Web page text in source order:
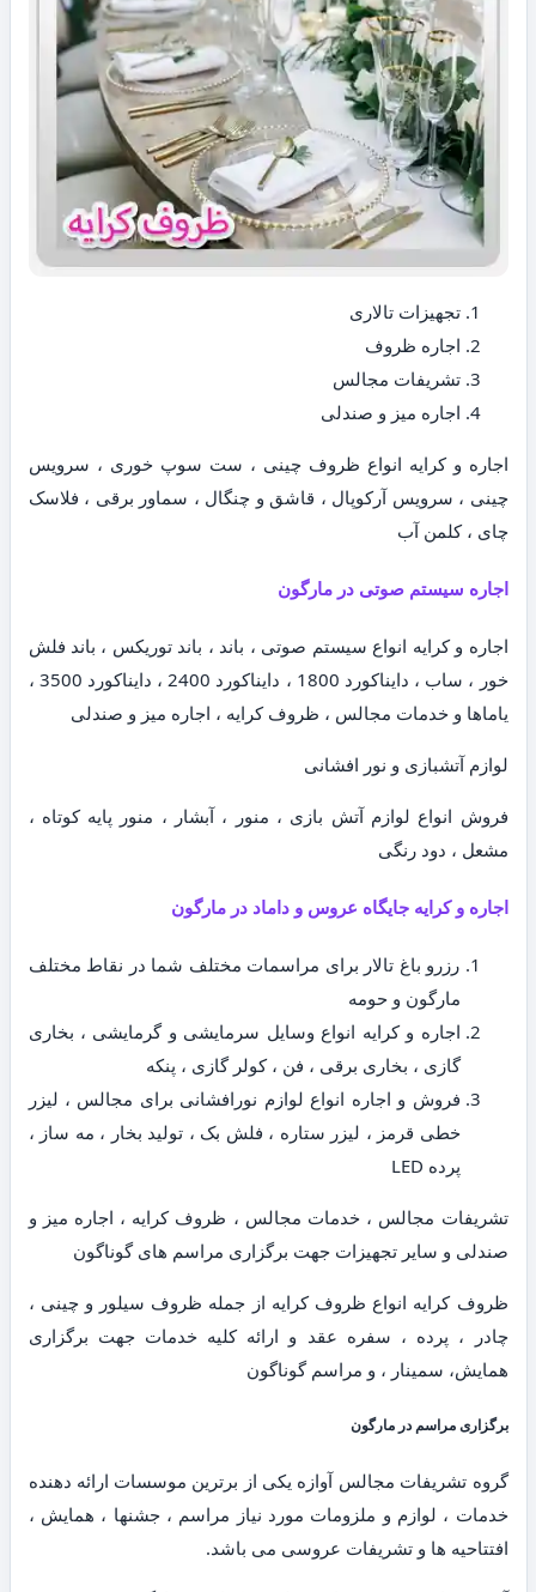
تجهیزات تالاری
اجاره ظروف
تشریفات مجالس
اجاره میز و صندلی
اجاره و کرایه انواع ظروف چینی ، ست سوپ خوری ، سرویس
چینی ، سرویس آرکوپال ، قاشق و چنگال ، سماور برقی ، فلاسک
چای ، کلمن آب
اجاره سیستم صوتی در مارگون
اجاره و کرایه انواع سیستم صوتی ، باند ، باند توریکس ، باند فلش
خور ، ساب ، دایناکورد 1800 ، دایناکورد 2400 ، دایناکورد 3500 ،
یاماها و خدمات مجالس ، ظروف کرایه ، اجاره میز و صندلی
لوازم آتشبازی و نور افشانی
فروش انواع لوازم آتش بازی ، منور ، آبشار ، منور پایه کوتاه ،
مشعل ، دود رنگی
اجاره و کرایه جایگاه عروس و داماد در مارگون
رزرو باغ تالار برای مراسمات مختلف شما در نقاط مختلف
مارگون و حومه
اجاره و کرایه انواع وسایل سرمایشی و گرمایشی ، بخاری
گازی ، بخاری برقی ، فن ، کولر گازی ، پنکه
فروش و اجاره انواع لوازم نورافشانی برای مجالس ، لیزر
خطی قرمز ، لیزر ستاره ، فلش بک ، تولید بخار ، مه ساز ،
پرده LED
تشریفات مجالس ، خدمات مجالس ، ظروف کرایه ، اجاره میز و
صندلی و سایر تجهیزات جهت برگزاری مراسم های گوناگون
ظروف کرایه انواع ظروف کرایه از جمله ظروف سیلور و چینی ،
چادر ، پرده ، سفره عقد و ارائه کلیه خدمات جهت برگزاری
همایش، سمینار ، و مراسم گوناگون
برگزاری مراسم در مارگون
گروه تشریفات مجالس آوازه یکی از برترین موسسات ارائه دهنده
خدمات ، لوازم و ملزومات مورد نیاز مراسم ، جشنها ، همایش ،
افتتاحیه ها و تشریفات عروسی می باشد.